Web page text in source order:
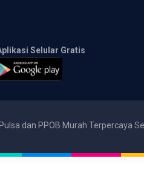
Selular Gratis
dan PPOB Murah Terpercaya